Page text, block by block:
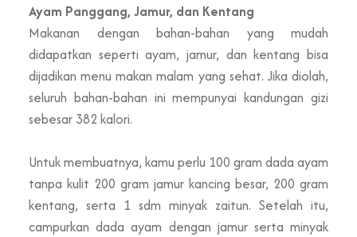
Ayam Panggang, Jamur, dan Kentang
Makanan dengan bahan-bahan yang mudah
didapatkan seperti ayam, jamur, dan kentang bisa
dijadikan menu makan malam yang sehat. Jika diolah,
seluruh bahan-bahan ini mempunyai kandungan gizi
sebesar 382 kalori.
Untuk membuatnya, kamu perlu 100 gram dada ayam
tanpa kulit 200 gram jamur kancing besar, 200 gram
kentang, serta 1 sdm minyak zaitun. Setelah itu,
campurkan dada ayam dengan jamur serta minyak